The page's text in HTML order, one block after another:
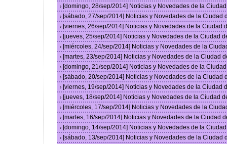
› [domingo, 28/sep/2014] Noticias y Novedades de la
› [sábado, 27/sep/2014] Noticias y Novedades de la Ciudad
› [viernes, 26/sep/2014] Noticias y Novedades de la Ciudad
› [jueves, 25/sep/2014] Noticias y Novedades de la Ciudad
› [miércoles, 24/sep/2014] Noticias y Novedades de la
› [martes, 23/sep/2014] Noticias y Novedades de la Ciudad
› [domingo, 21/sep/2014] Noticias y Novedades de la
› [sábado, 20/sep/2014] Noticias y Novedades de la Ciudad
› [viernes, 19/sep/2014] Noticias y Novedades de la Ciudad
› [jueves, 18/sep/2014] Noticias y Novedades de la Ciudad
› [miércoles, 17/sep/2014] Noticias y Novedades de la
› [martes, 16/sep/2014] Noticias y Novedades de la Ciudad
› [domingo, 14/sep/2014] Noticias y Novedades de la
› [sábado, 13/sep/2014] Noticias y Novedades de la Ciudad